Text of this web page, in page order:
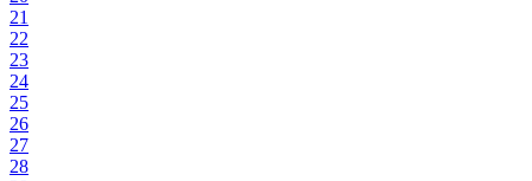
21
22
23
24
25
26
27
28